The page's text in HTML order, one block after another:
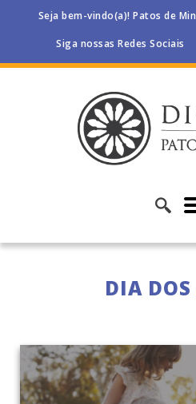
Seja bem-vindo(a)! Patos de
Siga nossas Redes Sociais
DIA DOS